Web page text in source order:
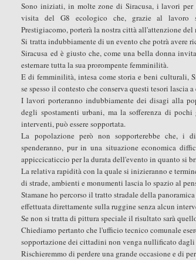
Sono iniziati, in molte zone di Siracusa, i lavori
visita del G8 ecologico che, grazie al lavoro
Prestigiacomo, porterà la nostra città all'attenzione del
Si tratta indubbiamente di un evento che potrà avere
Siracusa ed è giusto che, come una bella donna
esternare tutta la sua prorompente femminilità.
E di femminilità, intesa come storia e beni culturali,
se spesso il contesto che conserva questi tesori lascia a
I lavori porteranno indubbiamente dei disagi alla
degli spostamenti urbani, ma la sofferenza di
interventi, può essere sopportata.
La popolazione però non sopporterebbe che, i
spenderanno, pur in una situazione economica
appiccicaticcio per la durata dell'evento in quanto si
La relativa rapidità con la quale si inizieranno e
di strade, ambienti e monumenti lascia lo spazio al
Stamane ho percorso il tratto stradale della
effettuata direttamente sulla ruggine senza alcun
Se non si tratta di pittura speciale il risultato sarà
Chiediamo pertanto che l'ufficio tecnico comunale
sopportazione dei cittadini non venga nullificato
Rischieremmo di perdere una grande occasione e di